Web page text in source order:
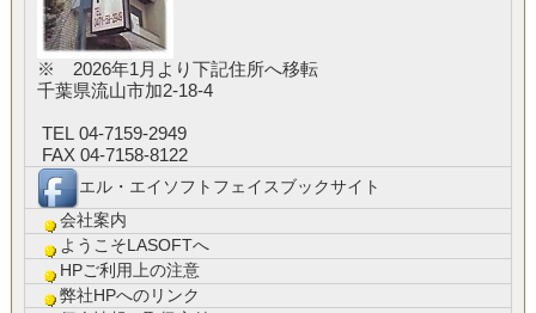
※ 2026年1月より下記住所へ移転
千葉県流山市加2-18-4
TEL 04-7159-2949
FAX 04-7158-8122
エル・エイソフトフェイスブックサイト
会社案内
ようこそLASOFTへ
HPご利用上の注意
弊社HPへのリンク